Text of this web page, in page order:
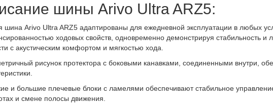
шины Arivo Ultra ARZ5:
шина Arivo Ultra ARZ5 адаптированы для ежедневной эксплуатации в любых
ходовых свойств, одновременно демонстрируя стабильность и
с акустическим комфортом и мягкостью хода.
рисунок протектора с боковыми канавками, соединенными внутри,
и большие плечевые блоки с ламелями обеспечивают стабильное
и ​​смене полосы движения.